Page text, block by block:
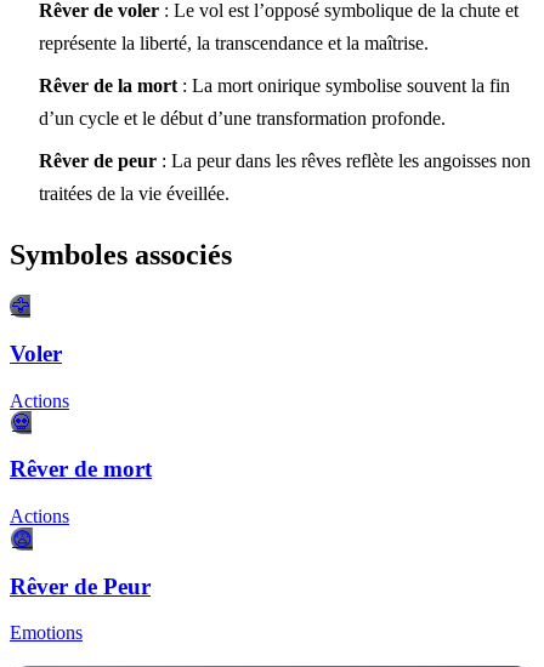
Rêver de voler : Le vol est l’opposé symbolique de la chute et
représente la liberté, la transcendance et la maîtrise.
Rêver de la mort : La mort onirique symbolise souvent la fin
d’un cycle et le début d’une transformation profonde.
Rêver de peur : La peur dans les rêves reflète les angoisses non
traitées de la vie éveillée.
Symboles associés
🦅
Voler
Actions
💀
Rêver de mort
Actions
😨
Rêver de Peur
Emotions